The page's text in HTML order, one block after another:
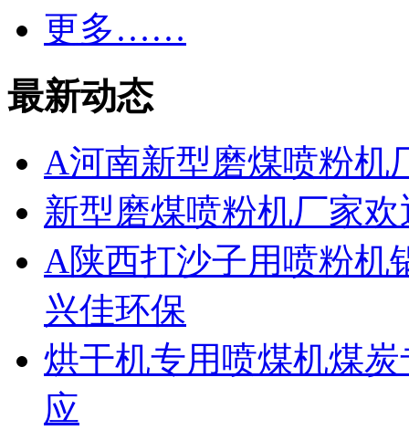
更多……
最新动态
A河南新型磨煤喷粉机
新型磨煤喷粉机厂家
A陕西打沙子用喷粉机
兴佳环保
烘干机专用喷煤机煤
应